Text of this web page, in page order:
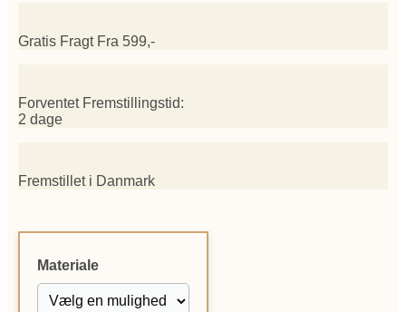
Gratis Fragt Fra 599,-
Forventet Fremstillingstid:
2 dage
Fremstillet i Danmark
Materiale